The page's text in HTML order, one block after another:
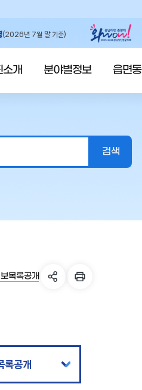
(2026년 7월 말 기준)
소개 분야별정보 읍면동
목록공개
록공개